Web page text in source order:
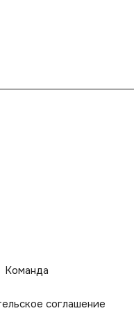
Команда
соглашение